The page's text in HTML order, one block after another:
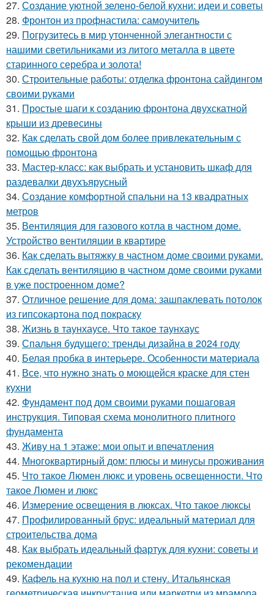
27. Создание уютной зелено-белой кухни: идеи и советы
28. Фронтон из профнастила: самоучитель
29. Погрузитесь в мир утонченной элегантности с
нашими светильниками из литого металла в цвете
старинного серебра и золота!
30. Строительные работы: отделка фронтона сайдингом
своими руками
31. Простые шаги к созданию фронтона двухскатной
крыши из древесины
32. Как сделать свой дом более привлекательным с
помощью фронтона
33. Мастер-класс: как выбрать и установить шкаф для
раздевалки двухъярусный
34. Создание комфортной спальни на 13 квадратных
метров
35. Вентиляция для газового котла в частном доме.
Устройство вентиляции в квартире
36. Как сделать вытяжку в частном доме своими руками.
Как сделать вентиляцию в частном доме своими руками
в уже построенном доме?
37. Отличное решение для дома: зашпаклевать потолок
из гипсокартона под покраску
38. Жизнь в таунхаусе. Что такое таунхаус
39. Спальня будущего: тренды дизайна в 2024 году
40. Белая пробка в интерьере. Особенности материала
41. Все, что нужно знать о моющейся краске для стен
кухни
42. Фундамент под дом своими руками пошаговая
инструкция. Типовая схема монолитного плитного
фундамента
43. Живу на 1 этаже: мои опыт и впечатления
44. Многоквартирный дом: плюсы и минусы проживания
45. Что такое Люмен люкс и уровень освещенности. Что
такое Люмен и люкс
46. Измерение освещения в люксах. Что такое люксы
47. Профилированный брус: идеальный материал для
строительства дома
48. Как выбрать идеальный фартук для кухни: советы и
рекомендации
49. Кафель на кухню на пол и стену. Итальянская